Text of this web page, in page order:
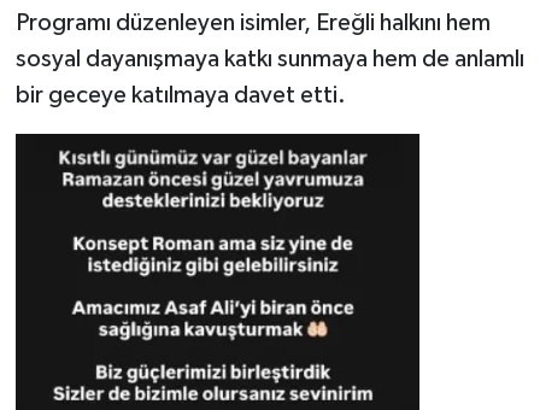
Programı düzenleyen isimler, Ereğli halkını hem
sosyal dayanışmaya katkı sunmaya hem de anlamlı
bir geceye katılmaya davet etti.